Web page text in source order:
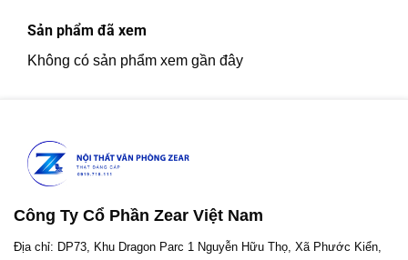
Sản phẩm đã xem
Không có sản phẩm xem gần đây
Công Ty Cổ Phần Zear Việt Nam
Địa chỉ: DP73, Khu Dragon Parc 1 Nguyễn Hữu Thọ, Xã Phước Kiển,